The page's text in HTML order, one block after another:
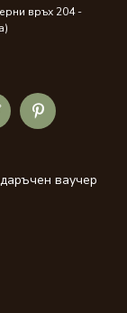
връх 204 -
ваучер